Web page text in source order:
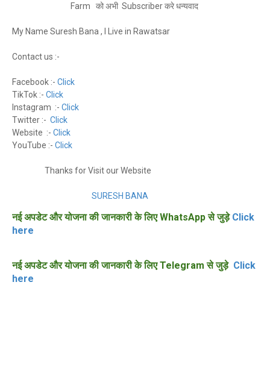
Farm को अभी Subscriber करेधन्यवाद
My Name Suresh Bana , I Live in Rawatsar
Contact us :-
Facebook :- Click
TikTok :- Click
Instagram :- Click
Twitter :- Click
Website :- Click
YouTube :- Click
Thanks for Visit our Website
SURESH BANA
नई अपडेट और योजना की जानकारी के लिए WhatsApp से जुड़ेClick
here
नई अपडेट और योजना की जानकारी के लिए Telegram से जुड़ेClick
here